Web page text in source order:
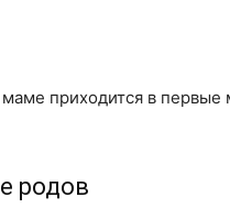
приходится в первые
родов